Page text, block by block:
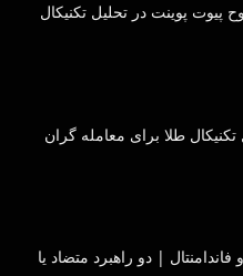
پوینت در تحلیل تکنیکال
تکنیکال طلا برای معامله گران
| دو راهبرد متضاد یا